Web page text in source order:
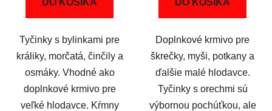
DO KOŠÍKA
Tyčinky s bylinkami pre
králiky, morčatá, činčily a
osmáky. Vhodné ako
doplnkové krmivo pre
veľké hlodavce. Kŕmny
DO KOŠÍKA
Doplnkové krmivo pre
škrečky, myši, potkany a
ďalšie malé hlodavce.
Tyčinky s orechmi sú
výbornou pochúťkou, ale